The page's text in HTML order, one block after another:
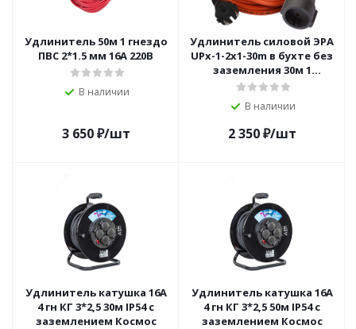
Удлинитель 50м 1 гнездо
ПВС 2*1.5 мм 16А 220В
В наличии
3 650₽/шт
Удлинитель силовой ЭРА
UPx-1-2x1-30m в бухте без
заземления 30м 1
розетка ПВС 2х1мм2
В наличии
2 350₽/шт
Удлинитель катушка 16А
4 гн КГ 3*2,5 30м IP54 с
заземлением Космос
Удлинитель катушка 16А
4 гн КГ 3*2,5 50м IP54 с
заземлением Космос